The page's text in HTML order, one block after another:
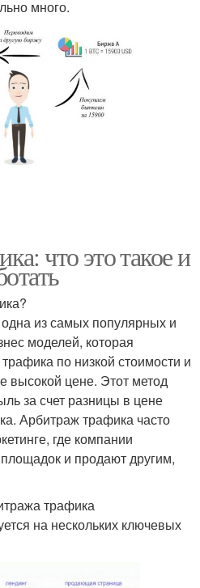
много.
что это такое и
из самых популярных и
моделей, которая
по низкой стоимости и
высокой цене. Этот метод
за счет разницы в цене
Арбитраж трафика часто
где компании
и продают другим,
трафика
на нескольких ключевых